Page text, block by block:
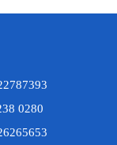
0280